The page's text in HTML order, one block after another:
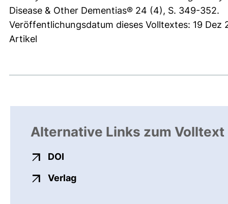
Disease & Other Dementias® 24 (4), S. 349-352.
Veröffentlichungsdatum dieses Volltextes: 19 Dez
Artikel
Alternative Links zum Volltext
DOI
Verlagexterner Link, öffnet neues